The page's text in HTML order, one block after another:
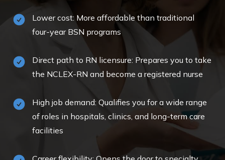
Lower cost: More affordable than traditional
four-year BSN programs
Direct path to RN licensure: Prepares you to take
the NCLEX-RN and become a registered nurse
High job demand: Qualifies you for a wide range
of roles in hospitals, clinics, and long-term care
facilities